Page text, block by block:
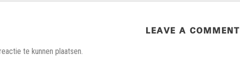
LEAVE A COMMENT
te kunnen plaatsen.